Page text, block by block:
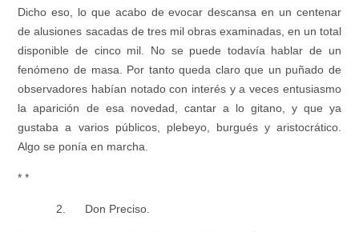
Dicho eso, lo que acabo de evocar descansa en un centenar
de alusiones sacadas de tres mil obras examinadas, en un total
disponible de cinco mil. No se puede todavía hablar de un
fenómeno de masa. Por tanto queda claro que un puñado de
observadores habían notado con interés y a veces entusiasmo
la aparición de esa novedad, cantar a lo gitano, y que ya
gustaba a varios públicos, plebeyo, burgués y aristocrático.
Algo se ponía en marcha.
* *
2. Don Preciso.